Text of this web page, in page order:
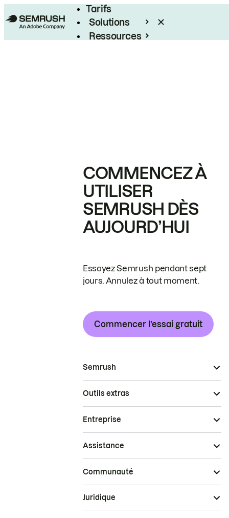
Tarifs
Solutions
Ressources
COMMENCEZ À
UTILISER
SEMRUSH DÈS
AUJOURD’HUI
Essayez Semrush pendant sept
jours. Annulez à tout moment.
Commencer l’essai gratuit
Semrush
Outils extras
Entreprise
Assistance
Communauté
Juridique